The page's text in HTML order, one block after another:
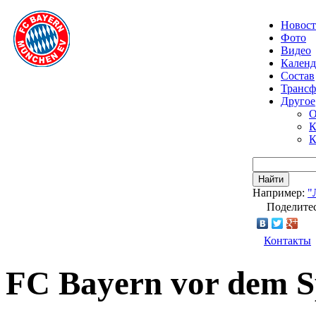
Фото
Видео
Состав
Другое
Найти
Например:
Контакты
FC Bayern vor dem